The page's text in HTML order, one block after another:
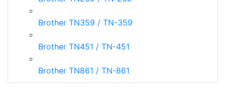
Brother TN359 / TN-359
Brother TN451 / TN-451
Brother TN861 / TN-861